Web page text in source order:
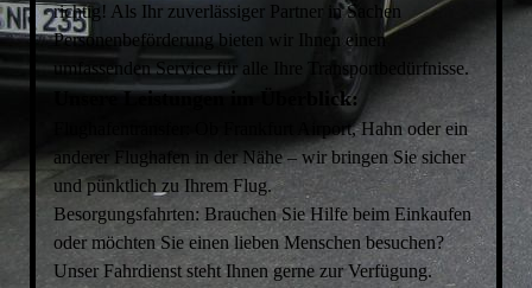
richtig! Als Ihr zuverlässiger Partner in Sachen
Personenbeförderung bieten wir Ihnen einen
umfassenden Service für alle Ihre Transportbedürfnisse.
Unsere Leistungen im Überblick:
Flughafentransfer: Ob Frankfurt Airport, Hahn oder ein
anderer Flughafen in der Nähe – wir bringen Sie sicher
und pünktlich zu Ihrem Flug.
Besorgungsfahrten: Brauchen Sie Hilfe beim Einkaufen
oder möchten Sie einen lieben Menschen besuchen?
Unser Fahrdienst steht Ihnen gerne zur Verfügung.